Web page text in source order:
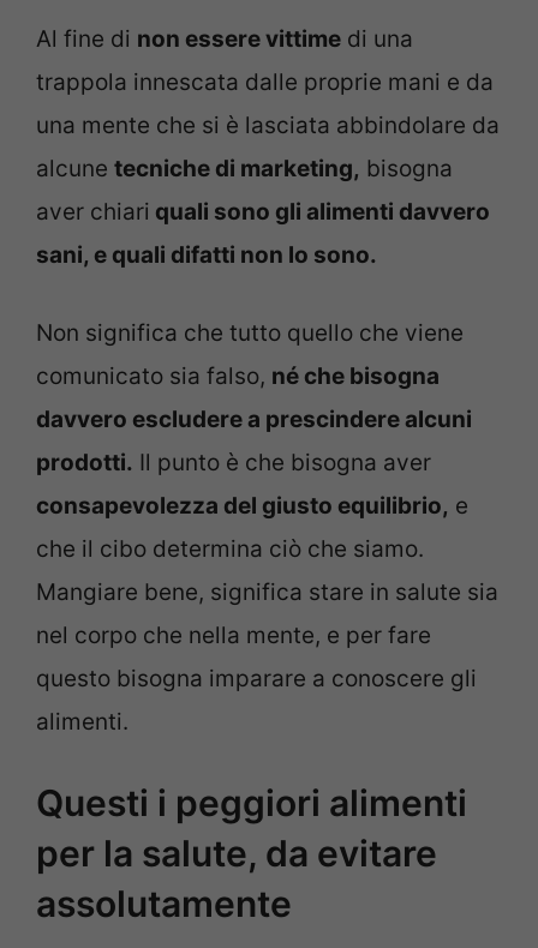
Al fine di non essere vittime di una
trappola innescata dalle proprie mani e da
una mente che si è lasciata abbindolare da
alcune tecniche di marketing, bisogna
aver chiari quali sono gli alimenti davvero
sani, e quali difatti non lo sono.
Non significa che tutto quello che viene
comunicato sia falso, né che bisogna
davvero escludere a prescindere alcuni
prodotti. Il punto è che bisogna aver
consapevolezza del giusto equilibrio, e
che il cibo determina ciò che siamo.
Mangiare bene, significa stare in salute sia
nel corpo che nella mente, e per fare
questo bisogna imparare a conoscere gli
alimenti.
Questi i peggiori alimenti
per la salute, da evitare
assolutamente